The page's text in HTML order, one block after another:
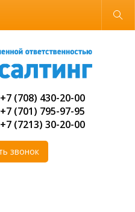
Обычная версия
+7 (708) 430-20-00
+7 (701) 795-97-95
+7 (7213) 30-20-00